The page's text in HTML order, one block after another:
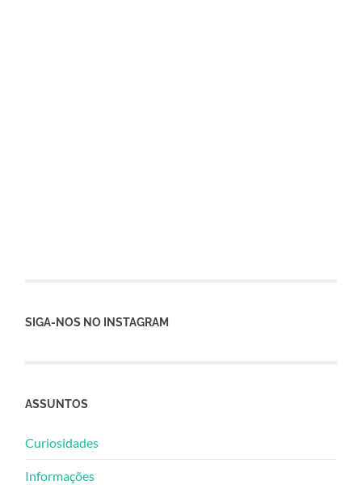
SIGA-NOS NO INSTAGRAM
ASSUNTOS
Curiosidades
Informações